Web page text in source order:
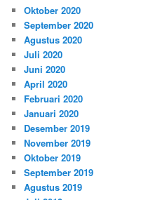
Oktober 2020
September 2020
Agustus 2020
Juli 2020
Juni 2020
April 2020
Februari 2020
Januari 2020
Desember 2019
November 2019
Oktober 2019
September 2019
Agustus 2019